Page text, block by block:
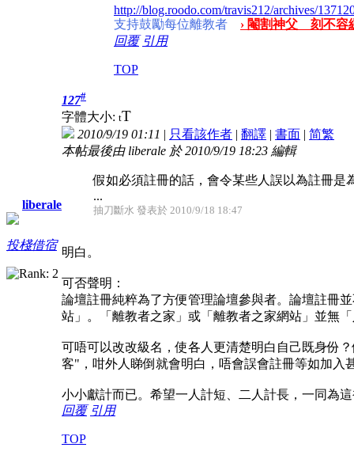
http://blog.roodo.com/travis212/archives/
支持鼓勵每位離教者
› 閹割神父 刻不容
回覆 引用
TOP
liberale
投棧借宿
127#
字體大小: tT
2010/9/19 01:11 | 只看該作者 | 翻譯 | 書面 | 简繁
本帖最後由 liberale 於 2010/9/19 18:23 編輯
假如必須註冊的話，會令某些人誤以為註冊
...
抽刀斷水 發表於 2010/9/18 18:47
明白。
可否聲明：
論壇註冊純粹為了方便管理論壇參與者。論壇註冊
站」。「離教者之家」或「離教者之家網站」並無
可唔可以改改級名，使各人更清楚明白自己既身份
客"，咁外人睇倒就會明白，唔會誤會註冊等如加
小小獻計而已。希望一人計短、二人計長，一同為
回覆 引用
TOP